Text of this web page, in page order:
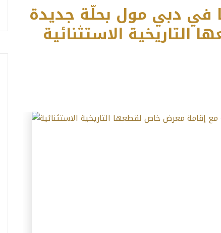
في دبي مول بحلّة جديدة
الاستثنائية